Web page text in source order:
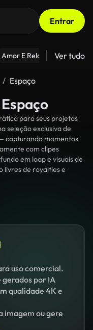
Entrar
Amor E Relacionamentos
Ver tudo
Espaço
para seus projetos
seleção exclusiva de
capturando momentos
com clipes
em loop e visuais de
livres de royalties e
uso comercial.
por IA
qualidade 4K e
imagem ou gere